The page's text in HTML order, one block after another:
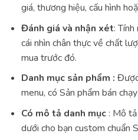
giá, thương hiệu, cấu hình
Đánh giá và nhận xét: Tính
cái nhìn chân thực về chất
mua trước đó.
Danh mục sản phẩm :
menu, có Sản phẩm bán
Có mô tả danh mục: Mô tả
dưới cho bạn custom chuẩn